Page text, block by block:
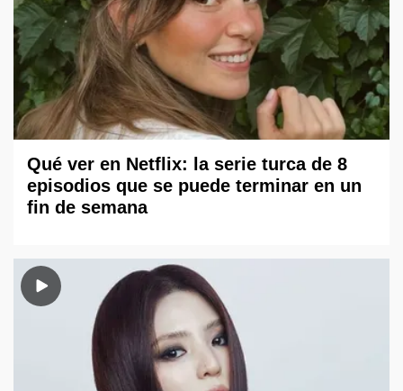
Qué ver en Netflix: la serie turca de 8
episodios que se puede terminar en un
fin de semana